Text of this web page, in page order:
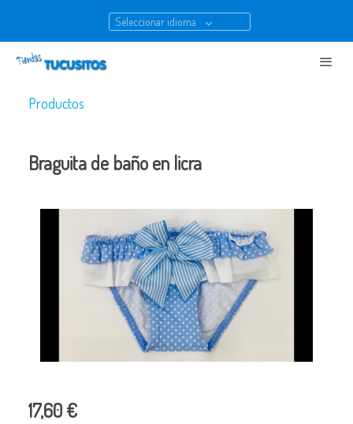
Seleccionar idioma
Productos
Braguita de baño en licra
17,60 €